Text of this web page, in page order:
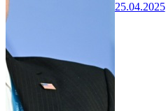
25.04.2025